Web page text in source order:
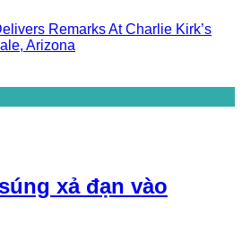
Remarks At Charlie Kirk’s
Arizona
xả đạn vào